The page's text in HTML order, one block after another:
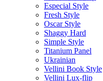
Especial Style
Fresh Style
Oscar Style
Shaggy Hard
Simple Style
Titanium Panel
Ukrainian
Vellini Book Style
Vellini Lux-flip